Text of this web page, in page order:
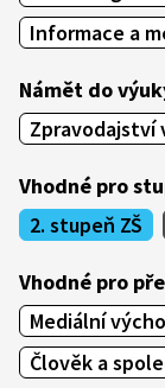
Informace a
Námět do
Zpravodajství
Vhodné pro
2. stupeň ZŠ
Vhodné pro
Mediální
Člověk a